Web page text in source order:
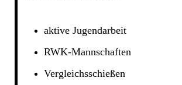
aktive Jugendarbeit
RWK-Mannschaften
Vergleichsschießen